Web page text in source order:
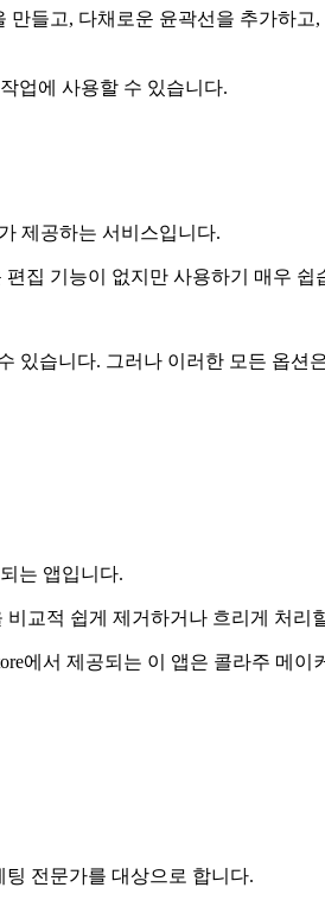
들고, 다채로운 윤곽선을 추가하고
업에 사용할 수 있습니다.
제공하는 서비스입니다.
집 기능이 없지만 사용하기 매우 쉽
있습니다. 그러나 이러한 모든 옵
는 앱입니다.
교적 쉽게 제거하거나 흐리게 처리
에서 제공되는 이 앱은 콜라주 메
전문가를 대상으로 합니다.